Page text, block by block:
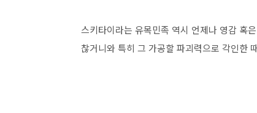
스키타이라는 유목민족 역시 언제나 영감 혹
찮거니와 특히 그 가공할 파괴력으로 각인한